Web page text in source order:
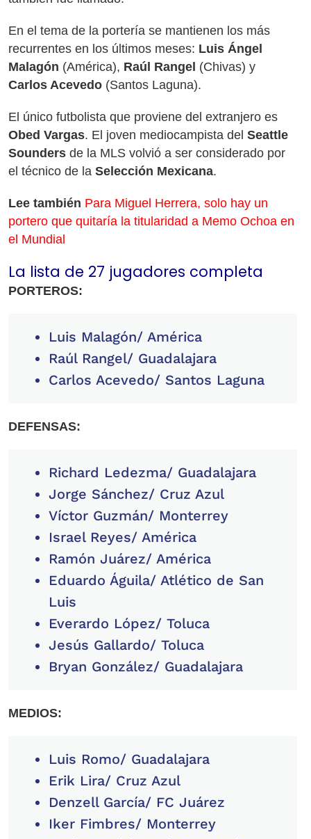
En el tema de la portería se mantienen los más
recurrentes en los últimos meses: Luis Ángel
Malagón (América), Raúl Rangel (Chivas) y
Carlos Acevedo (Santos Laguna).
El único futbolista que proviene del extranjero es
Obed Vargas. El joven mediocampista del Seattle
Sounders de la MLS volvió a ser considerado por
el técnico de la Selección Mexicana.
Lee también Para Miguel Herrera, solo hay un
portero que quitaría la titularidad a Memo Ochoa en
el Mundial
La lista de 27 jugadores completa
PORTEROS:
Luis Malagón/ América
Raúl Rangel/ Guadalajara
Carlos Acevedo/ Santos Laguna
DEFENSAS:
Richard Ledezma/ Guadalajara
Jorge Sánchez/ Cruz Azul
Víctor Guzmán/ Monterrey
Israel Reyes/ América
Ramón Juárez/ América
Eduardo Águila/ Atlético de San
Luis
Everardo López/ Toluca
Jesús Gallardo/ Toluca
Bryan González/ Guadalajara
MEDIOS:
Luis Romo/ Guadalajara
Erik Lira/ Cruz Azul
Denzell García/ FC Juárez
Iker Fimbres/ Monterrey